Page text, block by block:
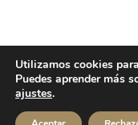
Utilizamos cookies
Puedes aprender más
ajustes.